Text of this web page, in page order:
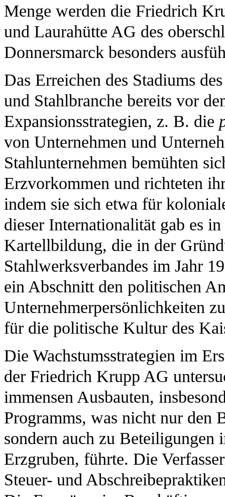
Menge werden die Friedrich
und Laurahütte AG des
Donnersmarck besonders
Das Erreichen des Stadiums
und Stahlbranche bereits vor
Expansionsstrategien, z. B. die
von Unternehmen und
Stahlunternehmen bemühten
Erzvorkommen und richteten
indem sie sich etwa für
dieser Internationalität gab es
Kartellbildung, die in der
Stahlwerksverbandes im Jahr
ein Abschnitt den politischen
Unternehmerpersönlichkeiten
für die politische Kultur des
Die Wachstumsstrategien im
der Friedrich Krupp AG
immensen Ausbauten,
Programms, was nicht nur den
sondern auch zu Beteiligungen
Erzgruben, führte. Die
Steuer- und